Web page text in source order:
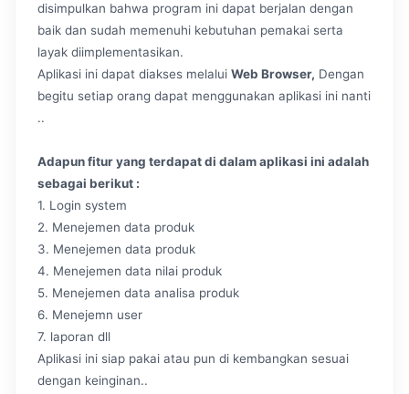
disimpulkan bahwa program ini dapat berjalan dengan
baik dan sudah memenuhi kebutuhan pemakai serta
layak diimplementasikan.
Aplikasi ini dapat diakses melalui Web Browser, Dengan
begitu setiap orang dapat menggunakan aplikasi ini nanti
..
Adapun fitur yang terdapat di dalam aplikasi ini adalah
sebagai berikut :
1. Login system
2. Menejemen data produk
3. Menejemen data produk
4. Menejemen data nilai produk
5. Menejemen data analisa produk
6. Menejemn user
7. laporan dll
Aplikasi ini siap pakai atau pun di kembangkan sesuai
dengan keinginan..